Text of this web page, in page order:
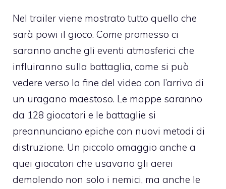
Nel trailer viene mostrato tutto quello che
sarà powi il gioco. Come promesso ci
saranno anche gli eventi atmosferici che
influiranno sulla battaglia, come si può
vedere verso la fine del video con l’arrivo di
un uragano maestoso. Le mappe saranno
da 128 giocatori e le battaglie si
preannunciano epiche con nuovi metodi di
distruzione. Un piccolo omaggio anche a
quei giocatori che usavano gli aerei
demolendo non solo i nemici, ma anche le